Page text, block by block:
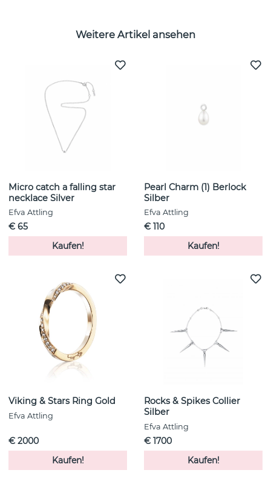
Weitere Artikel ansehen
Micro catch a falling star
necklace Silver
Efva Attling
€ 65
Kaufen!
Pearl Charm (1) Berlock
Silber
Efva Attling
€ 110
Kaufen!
Viking & Stars Ring Gold
Efva Attling
€ 2000
Kaufen!
Rocks & Spikes Collier
Silber
Efva Attling
€ 1700
Kaufen!